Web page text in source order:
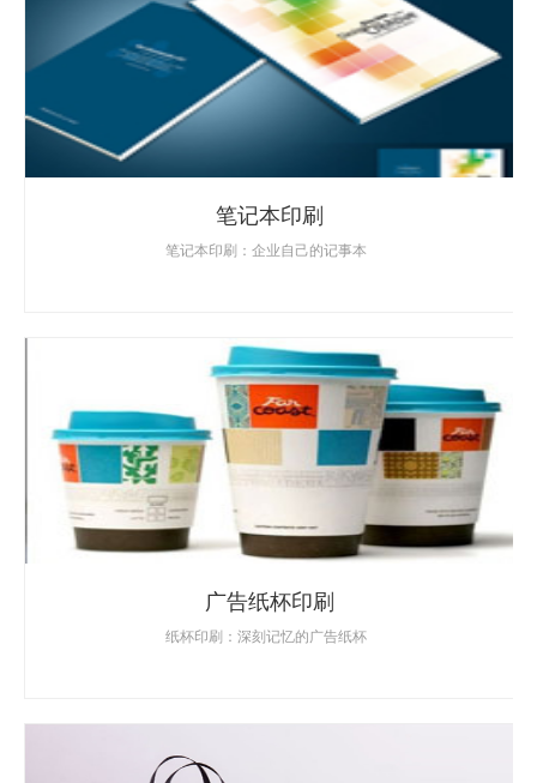
笔记本印刷
笔记本印刷：企业自己的记事本
广告纸杯印刷
纸杯印刷：深刻记忆的广告纸杯